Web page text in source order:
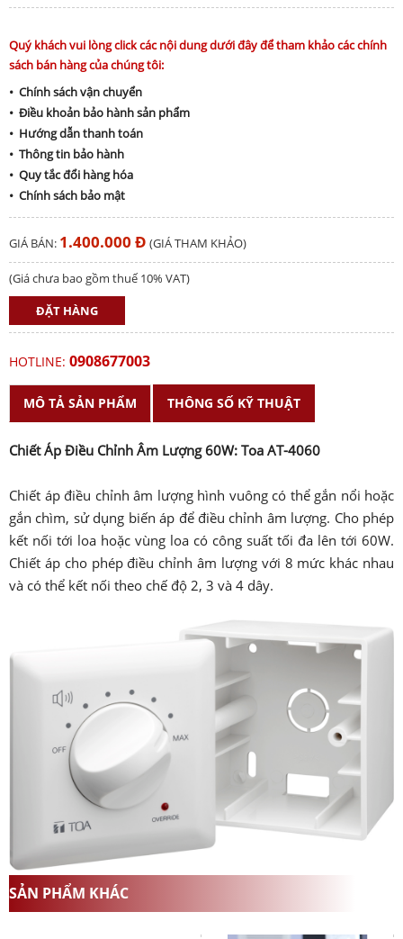
Quý khách vui lòng click các nội dung dưới đây để tham khảo các chính
sách bán hàng của chúng tôi:
• Chính sách vận chuyển
• Điều khoản bảo hành sản phẩm
• Hướng dẫn thanh toán
• Thông tin bảo hành
• Quy tắc đổi hàng hóa
• Chính sách bảo mật
GIÁ BÁN: 1.400.000 Đ (GIÁ THAM KHẢO)
(Giá chưa bao gồm thuế 10% VAT)
ĐẶT HÀNG
HOTLINE: 0908677003
MÔ TẢ SẢN PHẨM THÔNG SỐ KỸ THUẬT
Chiết Áp Điều Chỉnh Âm Lượng 60W: Toa AT-4060
Chiết áp điều chỉnh âm lượng hình vuông có thể gắn nổi hoặc
gắn chìm, sử dụng biến áp để điều chỉnh âm lượng. Cho phép
kết nối tới loa hoặc vùng loa có công suất tối đa lên tới 60W.
Chiết áp cho phép điều chỉnh âm lượng với 8 mức khác nhau
và có thể kết nối theo chế độ 2, 3 và 4 dây.
SẢN PHẨM KHÁC